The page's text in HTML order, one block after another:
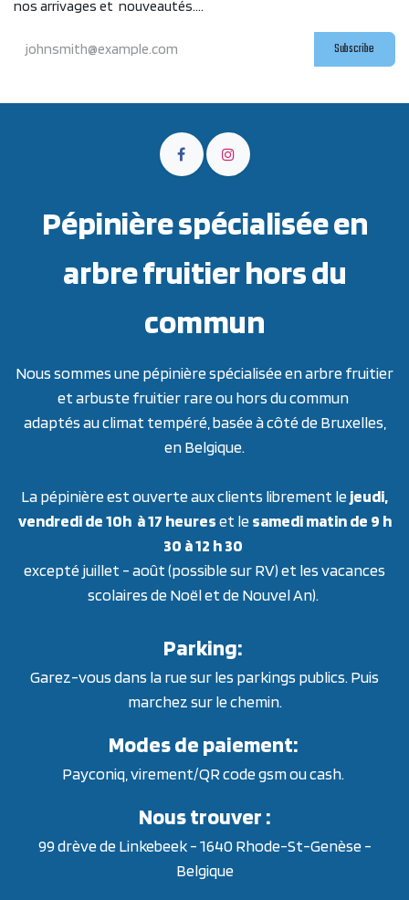
nos arrivages et nouveautés....
Subscribe
Pépinière spécialisée en
arbre fruitier hors du
commun
Nous sommes une pépinière spécialisée en arbre fruitier
et arbuste fruitier rare ou hors du commun
adaptés au climat tempéré, basée à côté de Bruxelles,
en Belgique.
La pépinière est ouverte aux clients librement lejeudi,
vendredi de 10h à 17 heureset lesamedi matin de 9 h
30 à 12 h 30
excepté juillet - août (possible sur RV) et les vacances
scolaires de Noël et de Nouvel An).
Parking:
Garez-vous dans la rue sur les parkings publics. Puis
marchez sur le chemin.
Modes de paiement:
Payconiq, virement/QR code gsm ou cash.
Nous trouver :
99 drève de Linkebeek - 1640 Rhode-St-Genèse -
Belgique